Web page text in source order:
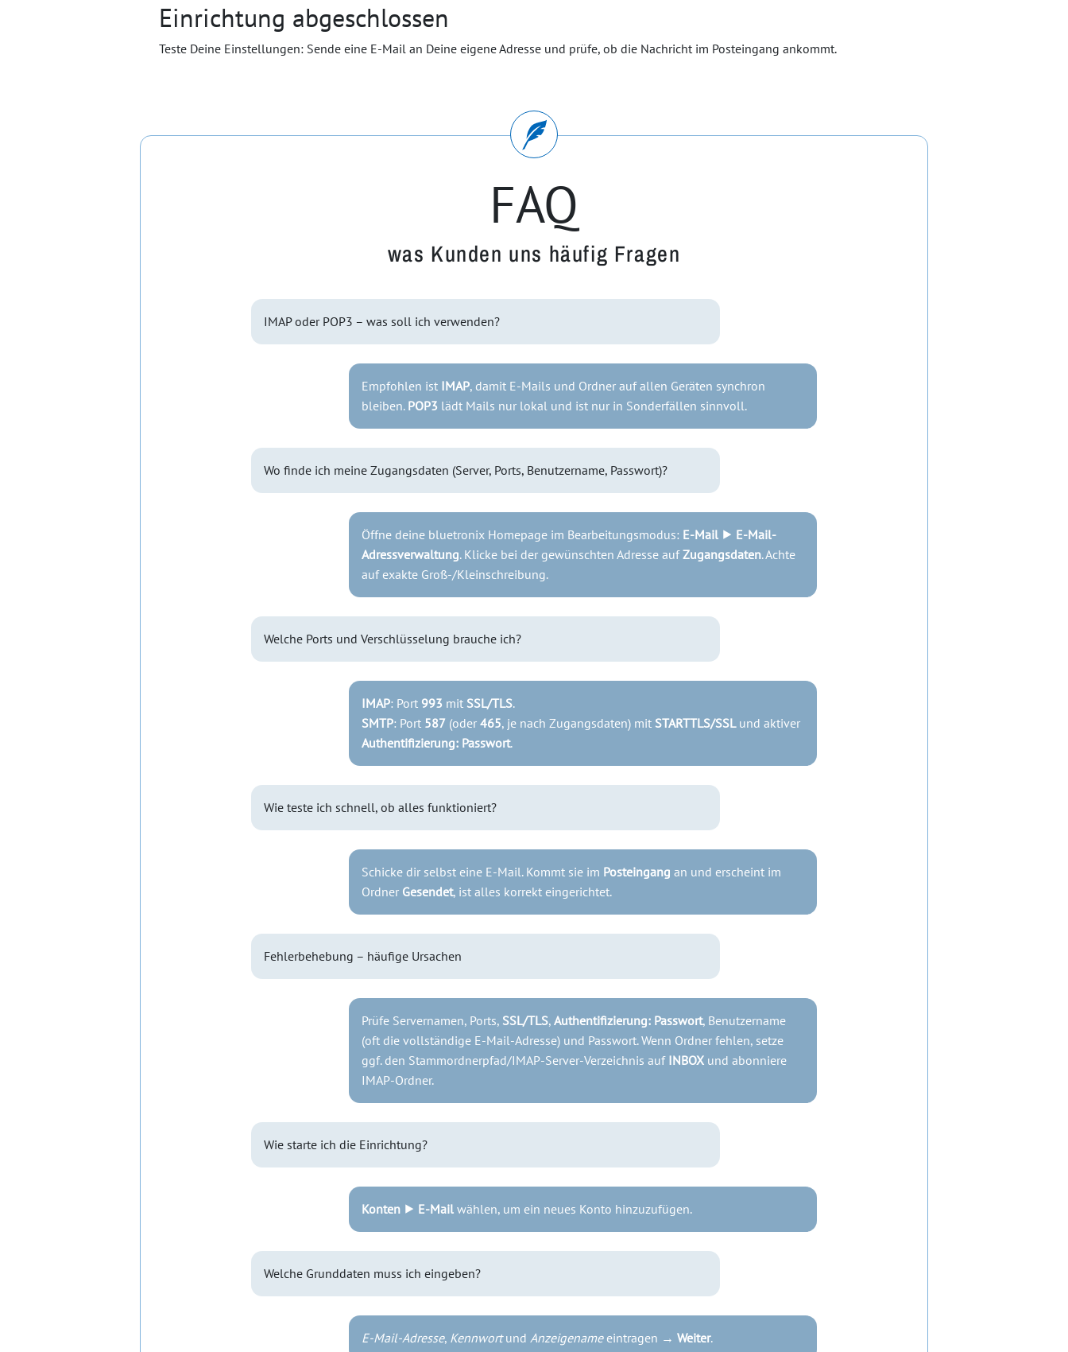
Einrichtung abgeschlossen
Teste Deine Einstellungen: Sende eine E-Mail an Deine eigene Adresse und prüfe, ob die Nachricht im Posteingang ankommt.
FAQ
was Kunden uns häufig Fragen
IMAP oder POP3 – was soll ich verwenden?
Empfohlen ist IMAP, damit E-Mails und Ordner auf allen Geräten synchron
bleiben. POP3 lädt Mails nur lokal und ist nur in Sonderfällen sinnvoll.
Wo finde ich meine Zugangsdaten (Server, Ports, Benutzername, Passwort)?
Öffne deine bluetronix Homepage im Bearbeitungsmodus: E-Mail ⯈ E-Mail-
Adressverwaltung. Klicke bei der gewünschten Adresse aufZugangsdaten. Achte
auf exakte Groß-/Kleinschreibung.
Welche Ports und Verschlüsselung brauche ich?
IMAP: Port 993 mit SSL/TLS.
SMTP: Port 587(oder 465, je nach Zugangsdaten) mit STARTTLS/SSLund aktiver
Authentifizierung: Passwort.
Wie teste ich schnell, ob alles funktioniert?
Schicke dir selbst eine E-Mail. Kommt sie im Posteingang an und erscheint im
Ordner Gesendet, ist alles korrekt eingerichtet.
Fehlerbehebung – häufige Ursachen
Prüfe Servernamen, Ports, SSL/TLS, Authentifizierung: Passwort, Benutzername
(oft die vollständige E-Mail-Adresse) und Passwort. Wenn Ordner fehlen, setze
ggf. den Stammordnerpfad/IMAP-Server-Verzeichnis auf INBOXund abonniere
IMAP-Ordner.
Wie starte ich die Einrichtung?
Konten ⯈ E-Mailwählen, um ein neues Konto hinzuzufügen.
Welche Grunddaten muss ich eingeben?
E-Mail-Adresse, Kennwortund Anzeigenameeintragen → Weiter.